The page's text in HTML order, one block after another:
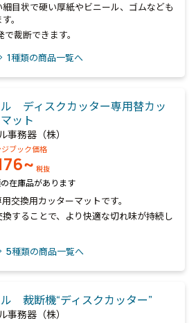
目状で硬い厚紙やビニール、ゴムなども
。
裁断できます。
1種類の商品一覧へ
ディスクカッター専用替カッ
ット
事務器（株）
ブック価格
税抜
在庫品があります
交換用カッターマットです。
することで、より快適な切れ味が持続し
5種類の商品一覧へ
裁断機“ディスクカッター”
事務器（株）